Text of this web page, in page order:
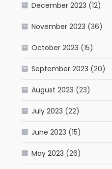
December 2023 (12)
November 2023 (36)
October 2023 (15)
September 2023 (20)
August 2023 (23)
July 2023 (22)
June 2023 (15)
May 2023 (26)